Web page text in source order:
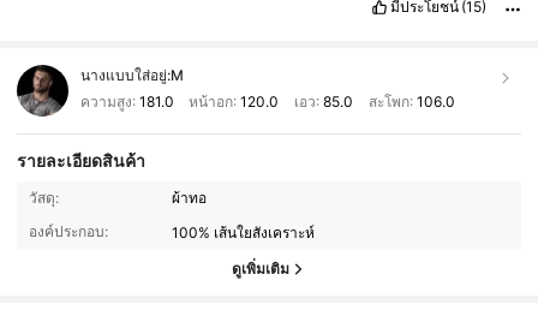
มีประโยชน์ (15)
นางแบบใส่อยู่:M
ความสูง: 181.0 หน้าอก:120.0 เอว: 85.0 สะโพก: 106.0
รายละเอียดสินค้า
วัสดุ:
ผ้าทอ
องค์ประกอบ:
100% เส้นใยสังเคราะห์
ดูเพิ่มเติม
607K ผู้ติดตาม
607K ผู้ติดตาม